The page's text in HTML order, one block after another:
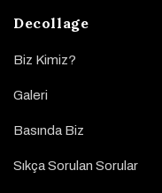
Decollage
Biz Kimiz?
Galeri
Basında Biz
Sıkça Sorulan Sorular